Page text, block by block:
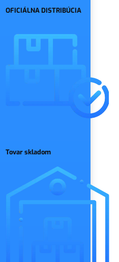
OFICIÁLNA DISTRIBÚCIA
Tovar skladom